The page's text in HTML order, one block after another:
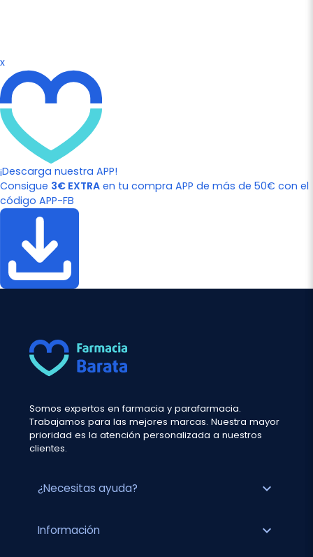
x
¡Descarga nuestra APP!
Consigue 3€ EXTRA en tu compra APP de más de 50€ con el
código APP-FB
Somos expertos en farmacia y parafarmacia.
Trabajamos para las mejores marcas. Nuestra mayor
prioridad es la atención personalizada a nuestros
clientes.
¿Necesitas ayuda? expand_more
Información expand_more